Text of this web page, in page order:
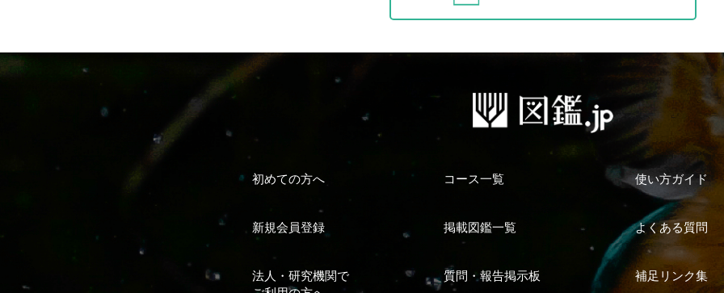
初めての方へ コース一覧 使い方ガイド
新規会員登録 掲載図鑑一覧 よくある質問
法人・研究機関で
質問・報告掲示板 補足リンク集